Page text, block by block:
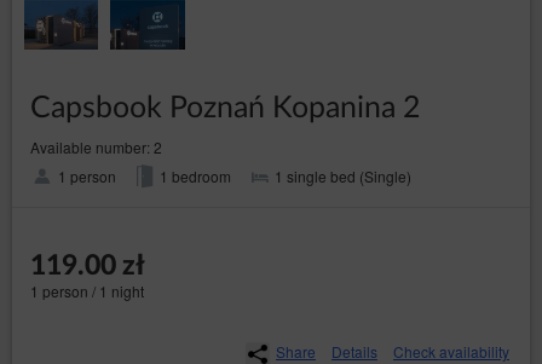
Capsbook Poznań Kopanina 2
Available number: 2
1 person
1 bedroom 1 single bed (Single)
119.00 zł
1 person / 1 night
Share Details Check availability